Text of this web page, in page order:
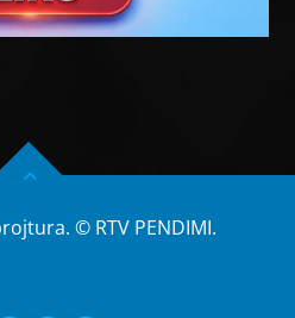
© RTV PENDIMI.